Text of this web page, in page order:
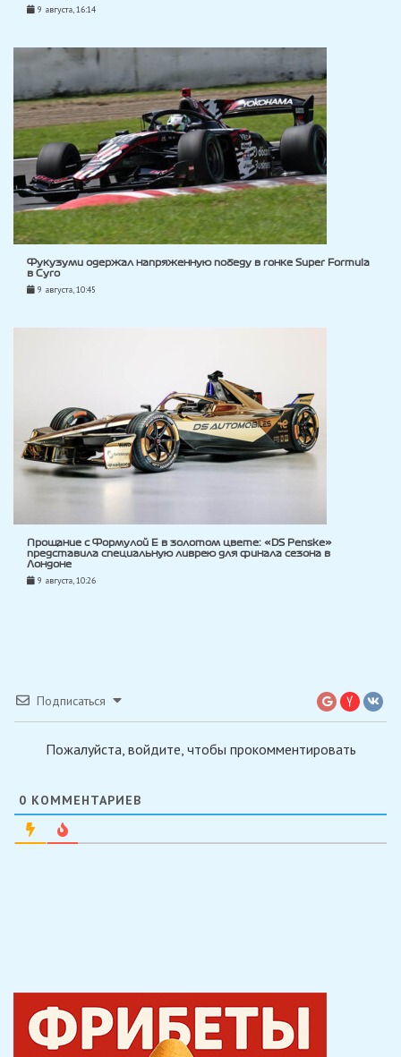
9 августа, 16:14
Фукузуми одержал напряженную победу в гонке Super Formula
в Суго
9 августа, 10:45
Прощание с Формулой E в золотом цвете: «DS Penske»
представила специальную ливрею для финала сезона в
Лондоне
9 августа, 10:26
Подписаться
Пожалуйста, войдите, чтобы прокомментировать
0 КОММЕНТАРИЕВ